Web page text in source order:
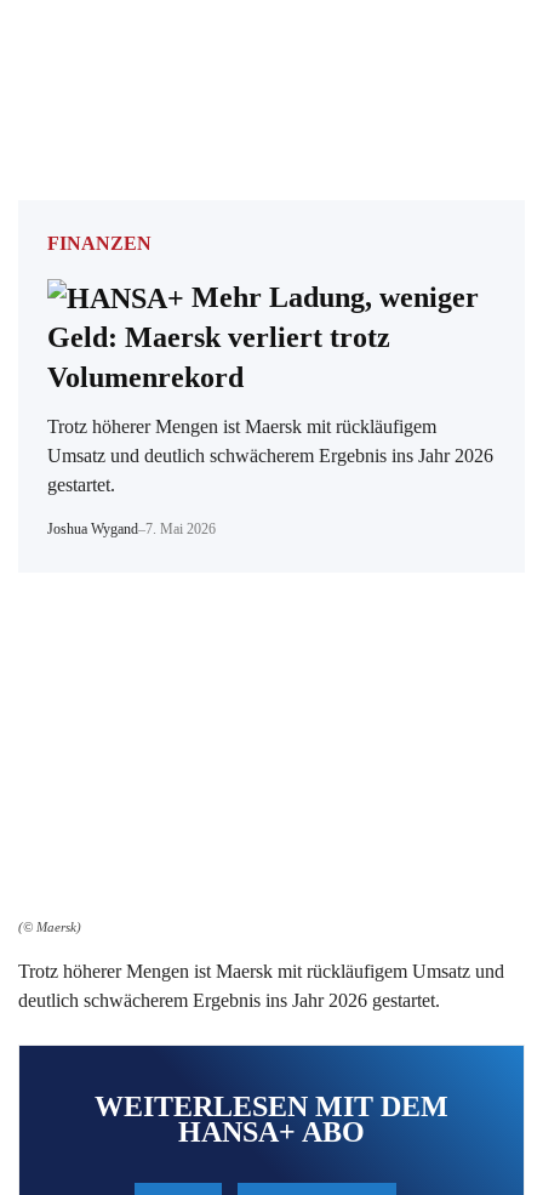
FINANZEN
Mehr Ladung, weniger
Geld: Maersk verliert trotz
Volumenrekord
Trotz höherer Mengen ist Maersk mit rückläufigem
Umsatz und deutlich schwächerem Ergebnis ins Jahr 2026
gestartet.
Joshua Wygand–7. Mai 2026
(© Maersk)
Trotz höherer Mengen ist Maersk mit rückläufigem Umsatz und
deutlich schwächerem Ergebnis ins Jahr 2026 gestartet.
WEITERLESEN MIT DEM
HANSA+ ABO